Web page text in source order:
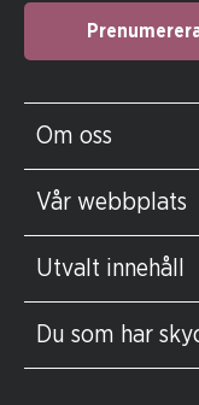
Om oss
Vår webbplats
Utvalt innehåll
Du som har